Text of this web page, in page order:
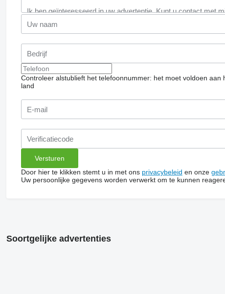
Controleer alstublieft het telefoonnummer: het moet voldoen
land
Door hier te klikken stemt u in met ons privacybeleid en onze
Uw persoonlijke gegevens worden verwerkt om te kunnen
Soortgelijke advertenties